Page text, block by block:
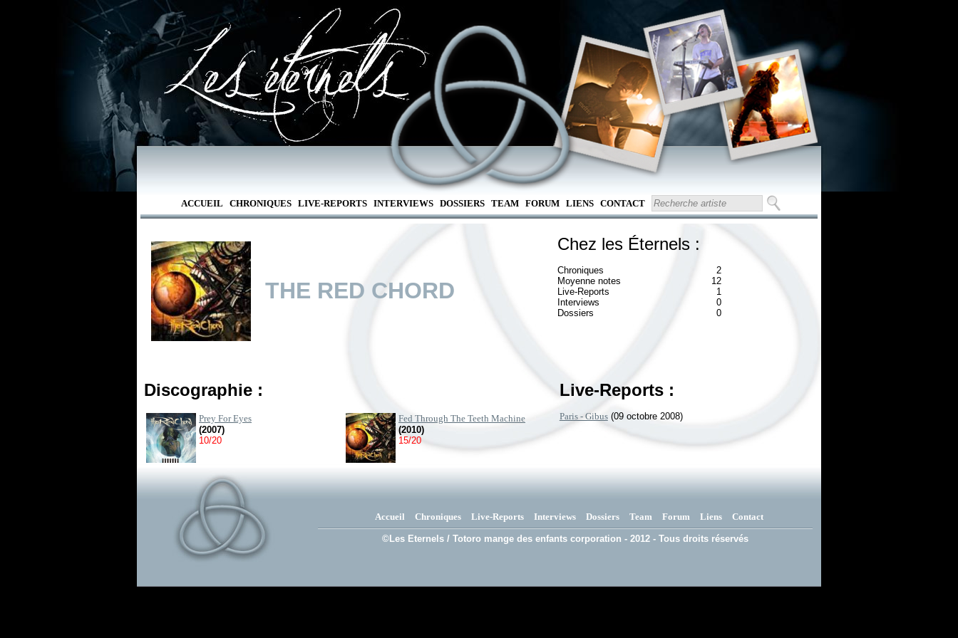
ACCUEIL CHRONIQUES LIVE-REPORTS INTERVIEWS DOSSIERS TEAM FORUM LIENS CONTACT
THE RED CHORD
Chez les Éternels :
Chroniques
2
Moyenne notes
12
Live-Reports
1
Interviews
0
Dossiers
0
Discographie :
Prey For Eyes
(2007)
10/20
Fed Through The Teeth Machine
(2010)
15/20
Live-Reports :
Paris - Gibus(09 octobre 2008)
Accueil Chroniques Live-Reports Interviews Dossiers Team Forum Liens Contact
©Les Eternels / Totoro mange des enfants corporation - 2012 - Tous droits réservés